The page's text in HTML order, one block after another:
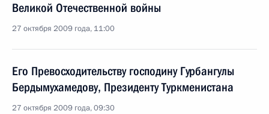
Великой Отечественной войны
27 октября 2009 года, 11:00
Его Превосходительству господину Гурбангулы
Бердымухамедову, Президенту Туркменистана
27 октября 2009 года, 09:30